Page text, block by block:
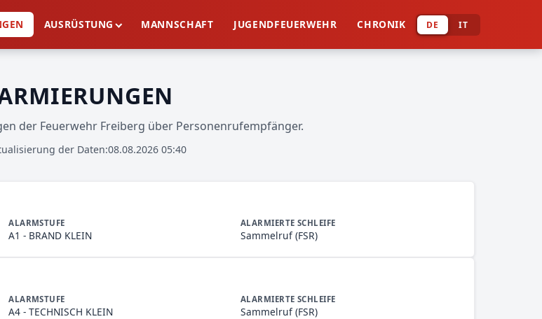
AUSRÜSTUNG MANNSCHAFT JUGENDFEUERWEHR CHRONIK DE IT
der Feuerwehr Freiberg über Personenrufempfänger.
der Daten:08.08.2026 05:40
ALARMSTUFE
A1 - BRAND KLEIN
ALARMIERTE SCHLEIFE
Sammelruf (FSR)
ALARMSTUFE
A4 - TECHNISCH KLEIN
ALARMIERTE SCHLEIFE
Sammelruf (FSR)